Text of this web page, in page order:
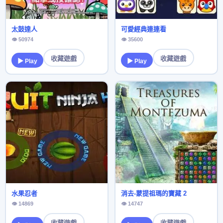
太鼓達人
👁 50974
▶ Play 收藏遊戲
可愛經典連連看
👁 35600
▶ Play 收藏遊戲
水果忍者
👁 14869
消去-蒙提祖瑪的寶藏 2
👁 14747